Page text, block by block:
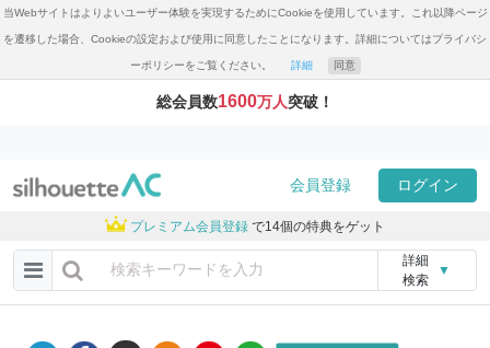
当Webサイトはよりよいユーザー体験を実現するためにCookieを使用しています。これ以降ページ
を遷移した場合、Cookieの設定および使用に同意したことになります。詳細についてはプライバシ
ーポリシーをご覧ください。 詳細 同意
総会員数1600万人突破！
会員登録 ログイン
プレミアム会員登録 で14個の特典をゲット
詳細
検索
▼